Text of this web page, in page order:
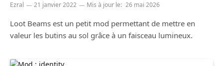
Ezral 21 janvier 2022 Mis à jour le: 26 mai 2026
Loot Beams est un petit mod permettant de mettre en
valeur les butins au sol grâce à un faisceau lumineux.